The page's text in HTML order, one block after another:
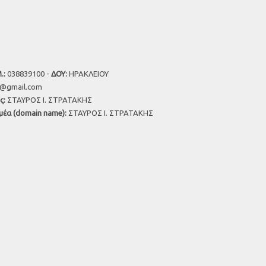
038839100 - ΔΟΥ: ΗΡΑΚΛΕΙΟΥ
ΣΤΑΥΡΟΣ Ι. ΣΤΡΑΤΑΚΗΣ
(domain name): ΣΤΑΥΡΟΣ Ι. ΣΤΡΑΤΑΚΗΣ